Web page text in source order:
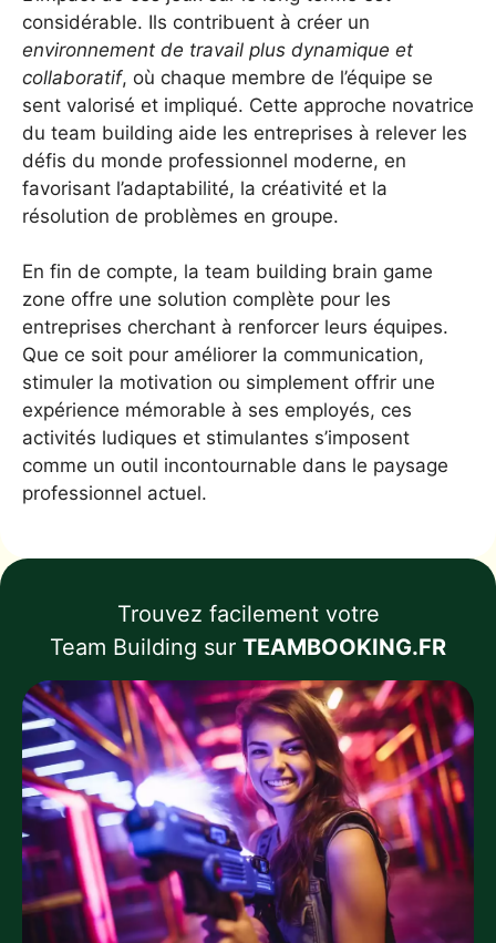
considérable. Ils contribuent à créer un
environnement de travail plus dynamique et
collaboratif, où chaque membre de l’équipe se
sent valorisé et impliqué. Cette approche novatrice
du team building aide les entreprises à relever les
défis du monde professionnel moderne, en
favorisant l’adaptabilité, la créativité et la
résolution de problèmes en groupe.
En fin de compte, la team building brain game
zone offre une solution complète pour les
entreprises cherchant à renforcer leurs équipes.
Que ce soit pour améliorer la communication,
stimuler la motivation ou simplement offrir une
expérience mémorable à ses employés, ces
activités ludiques et stimulantes s’imposent
comme un outil incontournable dans le paysage
professionnel actuel.
Trouvez facilement votre
Team Building sur TEAMBOOKING.FR